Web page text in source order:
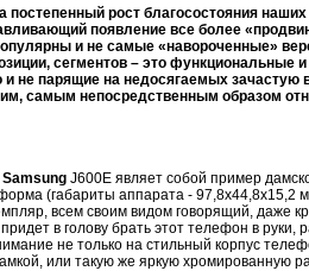
постепенный рост благосостояния
появление все более
и не самые «навороченные»
сегментов – это функциональные
не парящие на недосягаемых зачастую
самым непосредственным образом
Samsung J600E являет собой пример
(габариты аппарата - 97,8x44,8x15,2
всем своим видом говорящий, даже
в голову брать этот телефон в руки,
не только на стильный корпус
или такую же яркую хромированную